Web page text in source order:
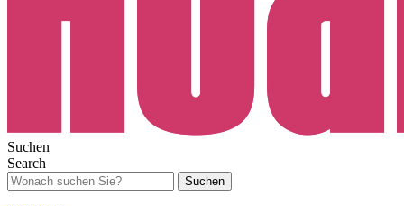
Suchen
Search
Suchen